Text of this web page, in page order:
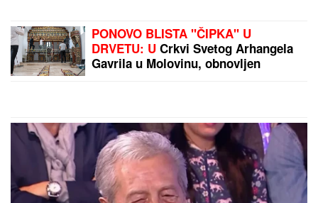
Od izopštenika do zvezde večeri:
Naredna Met Gala biće posvećena
kontroverznom DŽONU GALIJANU,
odlučila je Ana Vintur i pokrenula
lavinu žestokih reakcija